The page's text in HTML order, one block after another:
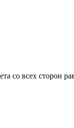
со всех сторон